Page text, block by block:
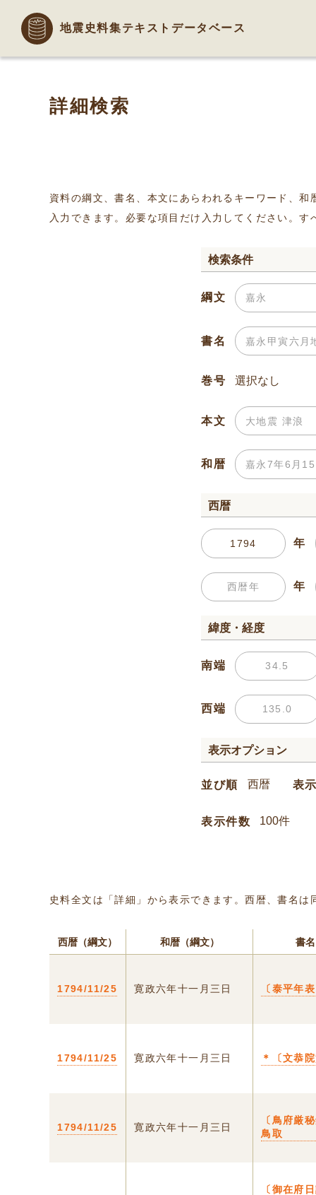
地震史料集テキストデータベース
詳細検索
資料の綱文、書名、本文にあらわれるキーワード、
入力できます。必要な項目だけ入力してください。
検索条件
綱文
書名
巻号
本文
和暦
西暦
年
年
緯度・経度
南端
西端
表示オプション
並び順 表
表示件数
史料全文は「詳細」から表示できます。西暦、書名
西暦（綱文） 和暦（綱文） 書名
1794/11/25 寛政六年十一月三日 〔泰平年
1794/11/25 寛政六年十一月三日 ＊〔文恭
1794/11/25 寛政六年十一月三日
〔鳥府厳
鳥取
〔御在府